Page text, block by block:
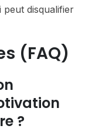
peut disqualifier
(FAQ)
?